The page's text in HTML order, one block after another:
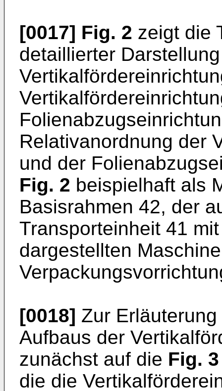
[0017] Fig. 2 zeigt die
detaillierter
Relativanordnung der
und der
Fig. 2 beispielhaft als
Basisrahmen 42, der
Transporteinheit 41
dargestellten
[0018] Zur
Aufbaus der
zunächst auf die Fig. 3
die die